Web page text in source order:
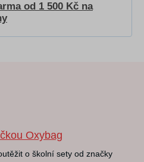
od 1 500 Kč na
Oxybag
o školní sety od značky